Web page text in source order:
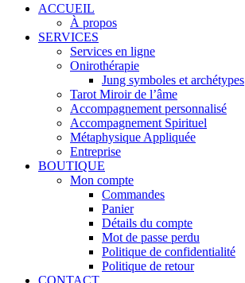
ACCUEIL
À propos
SERVICES
Services en ligne
Onirothérapie
Jung symboles et archétypes
Tarot Miroir de l’âme
Accompagnement personnalisé
Accompagnement Spirituel
Métaphysique Appliquée
Entreprise
BOUTIQUE
Mon compte
Commandes
Panier
Détails du compte
Mot de passe perdu
Politique de confidentialité
Politique de retour
CONTACT